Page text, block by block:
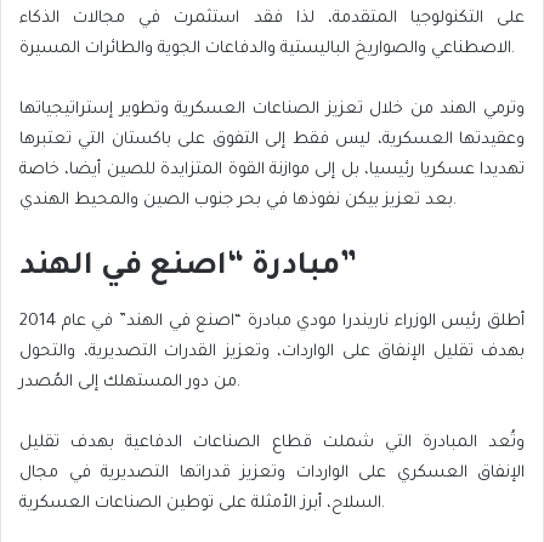
على التكنولوجيا المتقدمة، لذا فقد استثمرت في مجالات الذكاء
الاصطناعي والصواريخ الباليستية والدفاعات الجوية والطائرات المسيرة.
وترمي الهند من خلال تعزيز الصناعات العسكرية وتطوير إستراتيجياتها
وعقيدتها العسكرية، ليس فقط إلى التفوق على باكستان التي تعتبرها
تهديدا عسكريا رئيسيا، بل إلى موازنة القوة المتزايدة للصين أيضا، خاصة
بعد تعزيز بيكن نفوذها في بحر جنوب الصين والمحيط الهندي.
مبادرة “اصنع في الهند”
أطلق رئيس الوزراء ناريندرا مودي مبادرة “اصنع في الهند” في عام 2014
بهدف تقليل الإنفاق على الواردات، وتعزيز القدرات التصديرية، والتحول
من دور المستهلك إلى المُصدر.
وتُعد المبادرة التي شملت قطاع الصناعات الدفاعية بهدف تقليل
الإنفاق العسكري على الواردات وتعزيز قدراتها التصديرية في مجال
السلاح، أبرز الأمثلة على توطين الصناعات العسكرية.